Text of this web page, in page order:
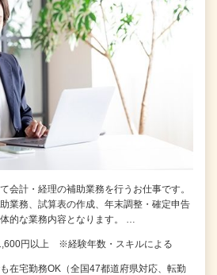
会計・経理の補助業務を行うお仕事です。
業務、試算表の作成、年末調整・確定申告
的な業務内容となります。 …
円以上 ※経験年数・スキルによる
在宅勤務OK（全国47都道府県対応、転勤